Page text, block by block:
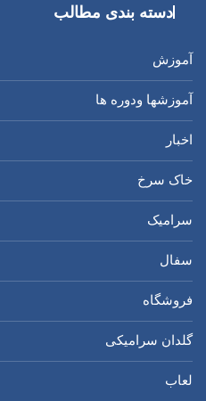
دسته بندی مطالب
آموزش
آموزشها ودوره ها
اخبار
خاک سرخ
سرامیک
سفال
فروشگاه
گلدان سرامیکی
لعاب